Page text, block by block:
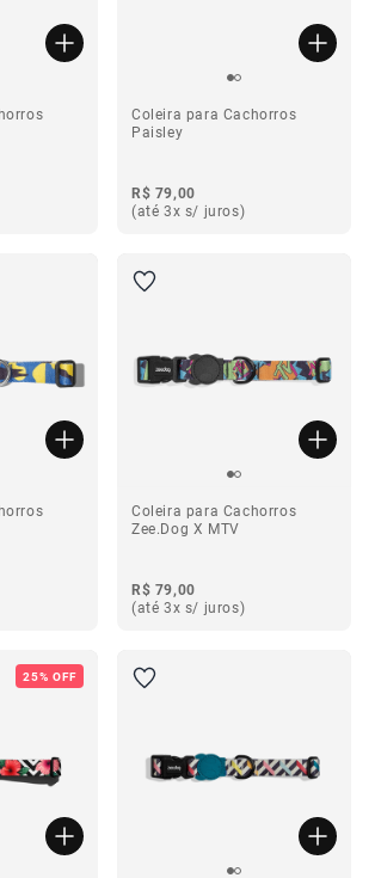
Coleira para Cachorros
Paisley
R$ 79,00
(até 3x s/ juros)
Coleira para Cachorros
Zee.Dog X MTV
R$ 79,00
(até 3x s/ juros)
25% OFF